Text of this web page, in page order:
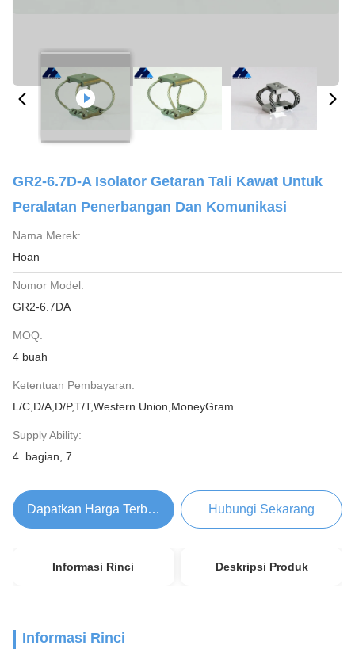
GR2-6.7D-A Isolator Getaran Tali Kawat Untuk
Peralatan Penerbangan Dan Komunikasi
Nama Merek:
Hoan
Nomor Model:
GR2-6.7DA
MOQ:
4 buah
Ketentuan Pembayaran:
L/C,D/A,D/P,T/T,Western Union,MoneyGram
Supply Ability:
4. bagian, 7
Dapatkan Harga Terbaik Hubungi Sekarang
Informasi Rinci Deskripsi Produk
Informasi Rinci